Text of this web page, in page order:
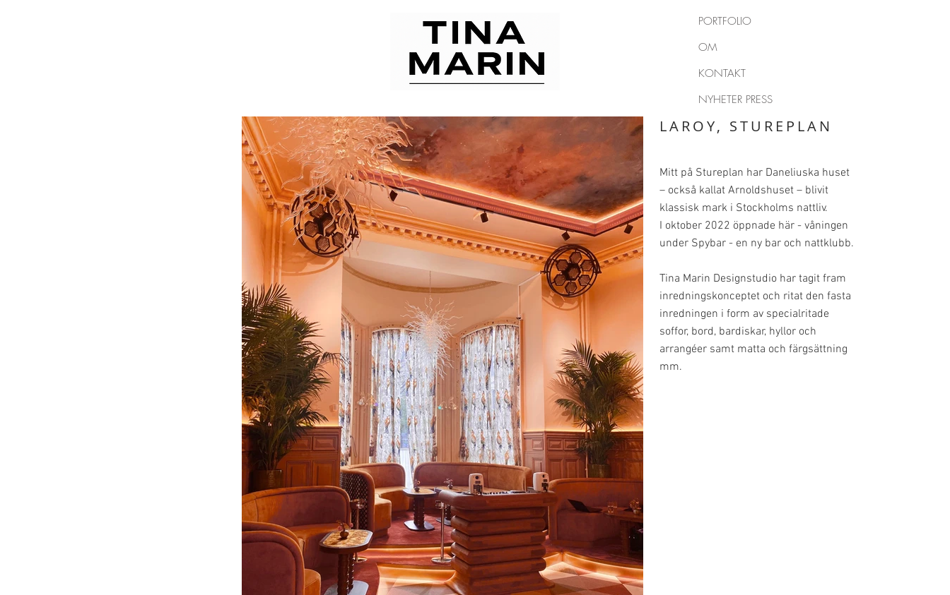
PORTFOLIO
OM
KONTAKT
NYHETER PRESS
LAROY, STUREPLAN
Mitt på Stureplan har Daneliuska huset
– också kallat Arnoldshuset – blivit
klassisk mark i Stockholms nattliv.
I oktober 2022 öppnade här - våningen
under Spybar - en ny bar och nattklubb.
Tina Marin Designstudio har tagit fram
inredningskonceptet och ritat den fasta
inredningen i form av specialritade
soffor, bord, bardiskar, hyllor och
arrangéer samt matta och färgsättning
mm.